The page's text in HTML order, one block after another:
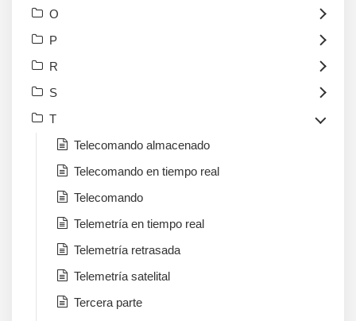
O
P
R
S
T
Telecomando almacenado
Telecomando en tiempo real
Telecomando
Telemetría en tiempo real
Telemetría retrasada
Telemetría satelital
Tercera parte